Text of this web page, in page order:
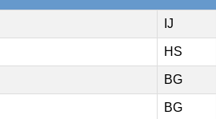
IJ
HS
BG
BG